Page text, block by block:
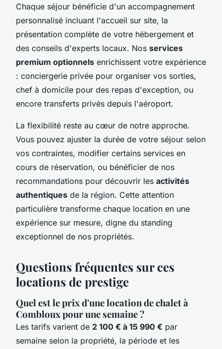
Chaque séjour bénéficie d'un accompagnement
personnalisé incluant l'accueil sur site, la
présentation complète de votre hébergement et
des conseils d'experts locaux. Nos services
premium optionnels enrichissent votre expérience
: conciergerie privée pour organiser vos sorties,
chef à domicile pour des repas d'exception, ou
encore transferts privés depuis l'aéroport.
La flexibilité reste au cœur de notre approche.
Vous pouvez ajuster la durée de votre séjour selon
vos contraintes, modifier certains services en
cours de réservation, ou bénéficier de nos
recommandations pour découvrir les activités
authentiques de la région. Cette attention
particulière transforme chaque location en une
expérience sur mesure, digne du standing
exceptionnel de nos propriétés.
Questions fréquentes sur ces
locations de prestige
Quel est le prix d'une location de chalet à
Combloux pour une semaine ?
Les tarifs varient de 2 100 € à 15 990 € par
semaine selon la propriété, la période et les